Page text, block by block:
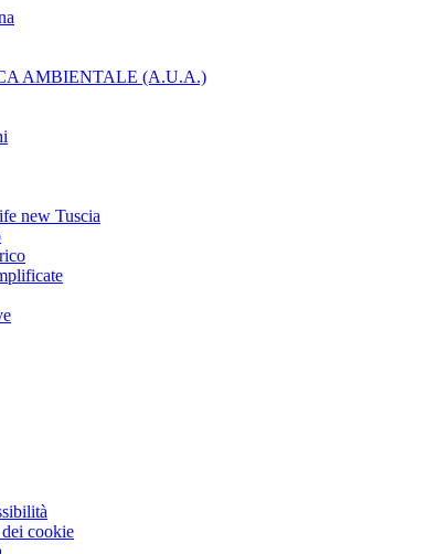
AMBIENTALE (A.U.A.)
new Tuscia
cookie